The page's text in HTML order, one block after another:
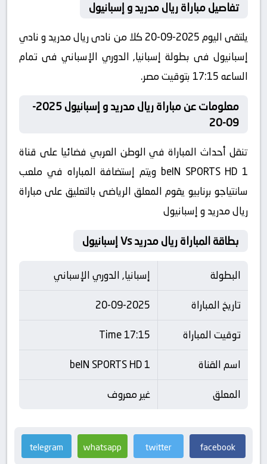
تفاصيل مباراة ريال مدريد و إسبانيول
يلتقى اليوم 2025-09-20 كلا من نادى ريال مدريد و نادي
إسبانيول فى بطولة إسبانيا, الدوري الإسباني فى تمام
الساعه 17:15 بتوقيت مصر.
معلومات عن مباراة ريال مدريد و إسبانيول 2025-
09-20
تنقل أحداث المباراة في الوطن العربي فضائيا على قناة
beIN SPORTS HD 1 ويتم إستضافة المباراه في ملعب
سانتياجو برنابيو يقوم المعلق الرياضى بالتعليق على مباراة
ريال مدريد و إسبانيول
بطاقة المباراة ريال مدريد Vs إسبانيول
البطولة
إسبانيا, الدوري الإسباني
تاريخ المباراة
20-09-2025
توقيت المباراة
17:15 Time
اسم القناة
beIN SPORTS HD 1
المعلق
غير معروف
facebook
twitter
whatsapp
telegram